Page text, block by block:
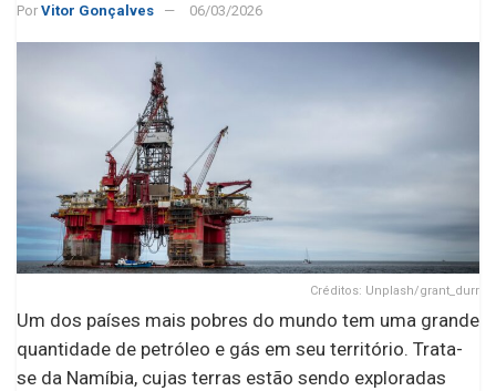
Por Vitor Gonçalves 06/03/2026
Créditos: Unplash/grant_durr
Um dos países mais pobres do mundo tem uma grande
quantidade de petróleo e gás em seu território. Trata-
se da Namíbia, cujas terras estão sendo exploradas